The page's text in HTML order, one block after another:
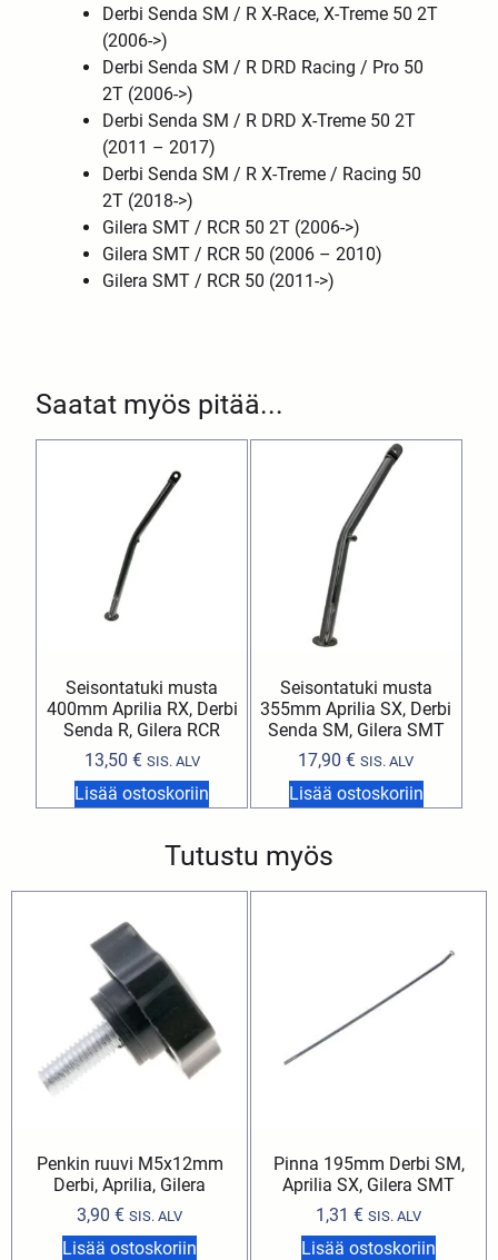
Saatat myös pitää...
Seisontatuki musta
400mm Aprilia RX, Derbi
Senda R, Gilera RCR
13,50 € SIS. ALV
Lisää ostoskoriin
Seisontatuki musta
355mm Aprilia SX, Derbi
Senda SM, Gilera SMT
17,90€ SIS. ALV
Lisää ostoskoriin
Derbi Senda SM / R X-Race, X-Treme 50 2T
(2006->)
Derbi Senda SM / R DRD Racing / Pro 50
2T (2006->)
Derbi Senda SM / R DRD X-Treme 50 2T
(2011 – 2017)
Derbi Senda SM / R X-Treme / Racing 50
2T (2018->)
Gilera SMT / RCR 50 2T (2006->)
Gilera SMT / RCR 50 (2006 – 2010)
Gilera SMT / RCR 50 (2011->)
Tutustu myös
Penkin ruuvi M5x12mm
Derbi, Aprilia, Gilera
3,90 € SIS. ALV
Lisää ostoskoriin
Pinna 195mm Derbi SM,
Aprilia SX, Gilera SMT
1,31 € SIS. ALV
Lisää ostoskoriin